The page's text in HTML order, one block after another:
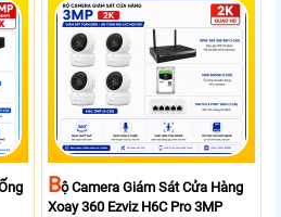
BỘ Camera Giám Sát Cửa Hàng
Xoay 360 Ezviz H6C Pro 3MP